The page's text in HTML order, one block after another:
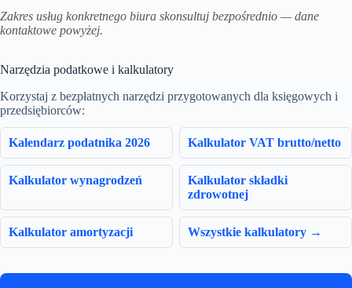
Zakres usług konkretnego biura skonsultuj bezpośrednio — dane
kontaktowe powyżej.
Narzędzia podatkowe i kalkulatory
Korzystaj z bezpłatnych narzędzi przygotowanych dla księgowych i
przedsiębiorców:
Kalendarz podatnika 2026 Kalkulator VAT brutto/netto
Kalkulator wynagrodzeń
Kalkulator składki
zdrowotnej
Kalkulator amortyzacji Wszystkie kalkulatory →